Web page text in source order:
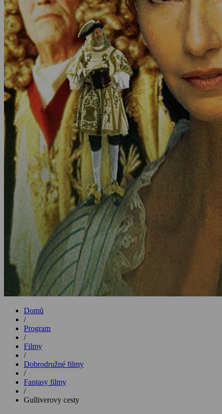
Domů
/
Program
/
Filmy
/
Dobrodružné filmy
/
Fantasy filmy
/
Gulliverovy cesty